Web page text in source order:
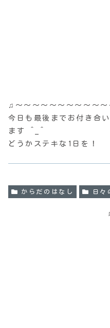
♫〜〜〜〜〜〜〜〜〜〜〜
今日も最後までお付き合
ます ^_^
どうかステキな1日を！
からだのはなし 日々